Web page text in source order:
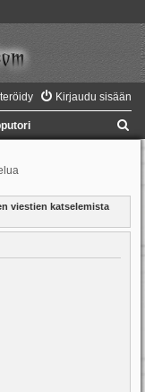
Kirjaudu sisään
viestien katselemista